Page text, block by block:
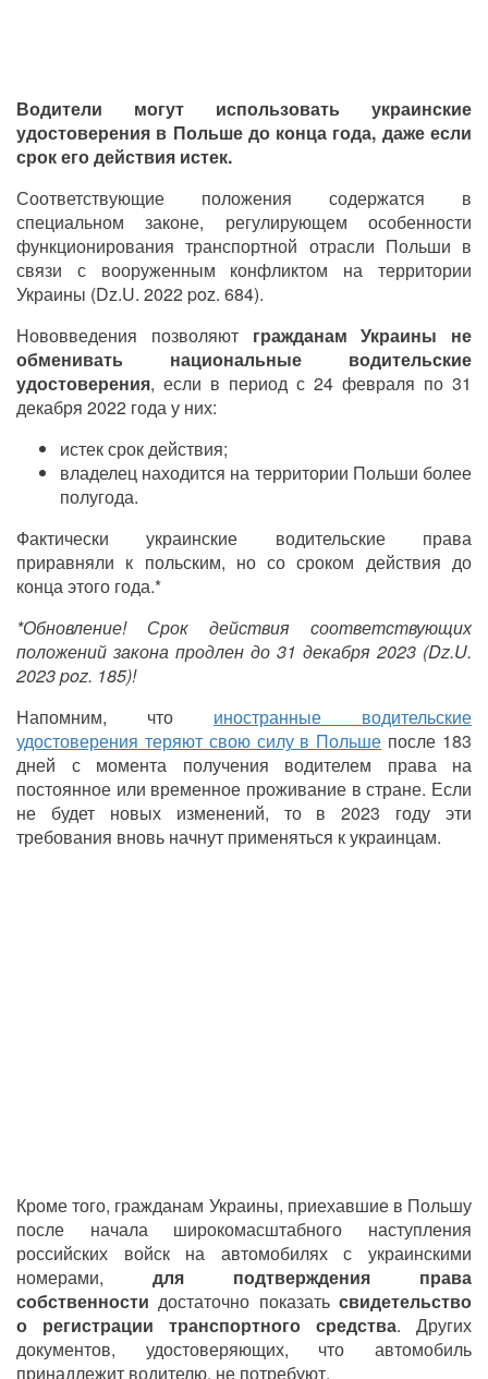
Водители могут использовать украинские
удостоверения в Польше до конца года, даже если
срок его действия истек.
Соответствующие положения содержатся в
специальном законе, регулирующем особенности
функционирования транспортной отрасли Польши в
связи с вооруженным конфликтом на территории
Украины (Dz.U. 2022 poz. 684).
Нововведения позволяют гражданам Украины не
обменивать национальные водительские
удостоверения, если в период с 24 февраля по 31
декабря 2022 года у них:
истек срок действия;
владелец находится на территории Польши более
полугода.
Фактически украинские водительские права
приравняли к польским, но со сроком действия до
конца этого года.*
*Обновление! Срок действия соответствующих
положений закона продлен до 31 декабря 2023 (Dz.U.
2023 poz. 185)!
Напомним, что иностранные водительские
удостоверения теряют свою силу в Польше после 183
дней с момента получения водителем права на
постоянное или временное проживание в стране. Если
не будет новых изменений, то в 2023 году эти
требования вновь начнут применяться к украинцам.
Кроме того, гражданам Украины, приехавшие в Польшу
после начала широкомасштабного наступления
российских войск на автомобилях с украинскими
номерами, для подтверждения права
собственности достаточно показать свидетельство
о регистрации транспортного средства. Других
документов, удостоверяющих, что автомобиль
принадлежит водителю, не потребуют.